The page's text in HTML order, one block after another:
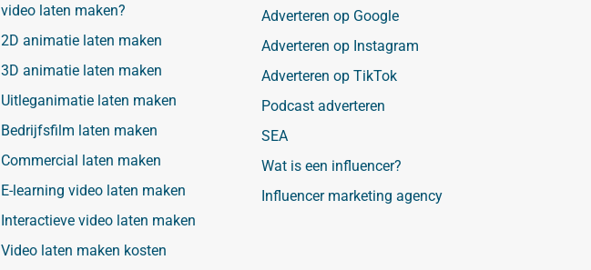
video laten maken?
2D animatie laten maken
3D animatie laten maken
Uitleganimatie laten maken
Bedrijfsfilm laten maken
Commercial laten maken
E-learning video laten maken
Interactieve video laten maken
Video laten maken kosten
Adverteren op Google
Adverteren op Instagram
Adverteren op TikTok
Podcast adverteren
SEA
Wat is een influencer?
Influencer marketing agency